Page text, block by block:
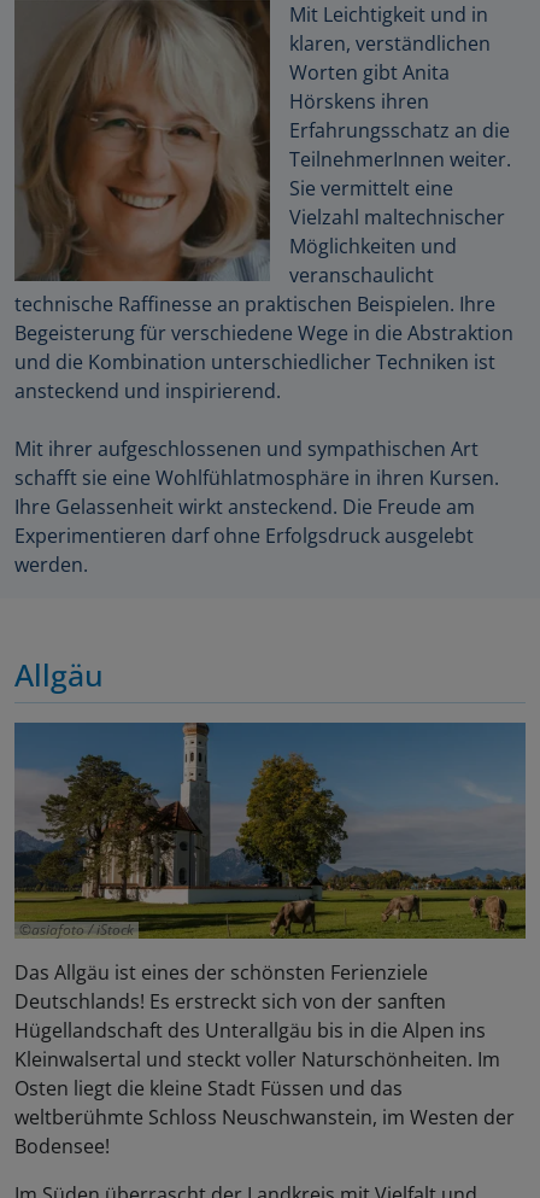
Mit Leichtigkeit und in
klaren, verständlichen
Worten gibt Anita
Hörskens ihren
Erfahrungsschatz an die
TeilnehmerInnen weiter.
Sie vermittelt eine
Vielzahl maltechnischer
Möglichkeiten und
veranschaulicht
technische Raffinesse an praktischen Beispielen. Ihre
Begeisterung für verschiedene Wege in die Abstraktion
und die Kombination unterschiedlicher Techniken ist
ansteckend und inspirierend.
Mit ihrer aufgeschlossenen und sympathischen Art
schafft sie eine Wohlfühlatmosphäre in ihren Kursen.
Ihre Gelassenheit wirkt ansteckend. Die Freude am
Experimentieren darf ohne Erfolgsdruck ausgelebt
werden.
Allgäu
asiafoto / iStock
Das Allgäu ist eines der schönsten Ferienziele
Deutschlands! Es erstreckt sich von der sanften
Hügellandschaft des Unterallgäu bis in die Alpen ins
Kleinwalsertal und steckt voller Naturschönheiten. Im
Osten liegt die kleine Stadt Füssen und das
weltberühmte Schloss Neuschwanstein, im Westen der
Bodensee!